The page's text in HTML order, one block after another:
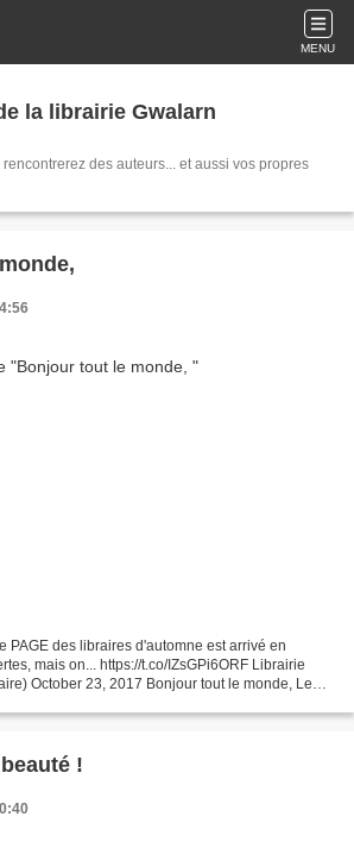
MENU
la librairie Gwalarn
des auteurs... et aussi vos propres
PAGE des libraires d'automne est arrivé en
mais on... https://t.co/IZsGPi6ORF Librairie
October 23, 2017 Bonjour tout le monde, Le
!